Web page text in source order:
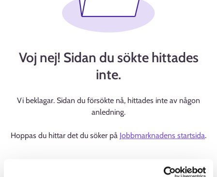
Voj nej! Sidan du sökte hittades
inte.
Vi beklagar. Sidan du försökte nå, hittades inte av någon
anledning.
Hoppas du hittar det du söker på Jobbmarknadens startsida.